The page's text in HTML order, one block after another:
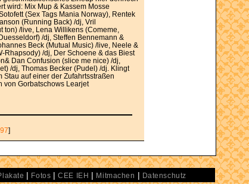
wird: Mix Mup & Kassem Mosse
(Sex Tags Mania Norway), Rentek
(Running Back) /dj, Vril
ton) /live, Lena Willikens (Comeme,
/dj, Steffen Bennemann &
Beck (Mutual Music) /live, Neele &
Rhapsody) /dj, Der Schoene & das Biest
Dan Confusion (slice me nice) /dj,
/dj, Thomas Becker (Pudel) /dj. Klingt
Stau auf einer der Zufahrtsstraßen
von Gorbatschows Learjet
]
| Fotos |CEE IEH | Mitmachen | Datenschutz